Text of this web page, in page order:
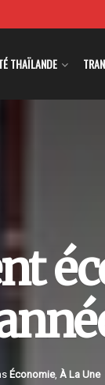
THAÏLANDE
Économie, À La Une